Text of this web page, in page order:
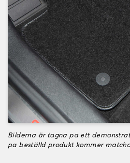
Bilderna är tagna pa ett
pa beställd produkt kommer